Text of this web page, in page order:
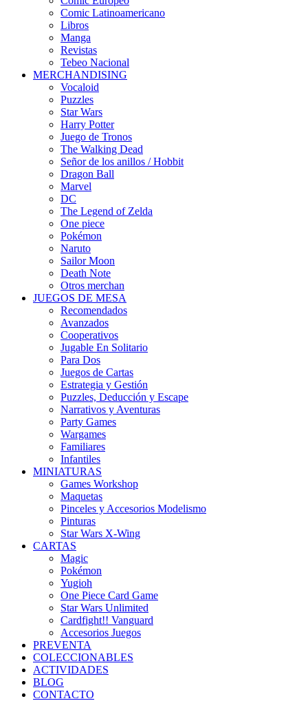
Comic Latinoamericano
Libros
Manga
Revistas
Tebeo Nacional
MERCHANDISING
Vocaloid
Puzzles
Star Wars
Harry Potter
Juego de Tronos
The Walking Dead
Señor de los anillos / Hobbit
Dragon Ball
Marvel
DC
The Legend of Zelda
One piece
Pokémon
Naruto
Sailor Moon
Death Note
Otros merchan
JUEGOS DE MESA
Recomendados
Avanzados
Cooperativos
Jugable En Solitario
Para Dos
Juegos de Cartas
Estrategia y Gestión
Puzzles, Deducción y Escape
Narrativos y Aventuras
Party Games
Wargames
Familiares
Infantiles
MINIATURAS
Games Workshop
Maquetas
Pinceles y Accesorios Modelismo
Pinturas
Star Wars X-Wing
CARTAS
Magic
Pokémon
Yugioh
One Piece Card Game
Star Wars Unlimited
Cardfight!! Vanguard
Accesorios Juegos
PREVENTA
COLECCIONABLES
ACTIVIDADES
BLOG
CONTACTO